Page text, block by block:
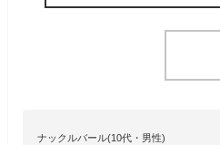
ナックルバール(10代・男性)